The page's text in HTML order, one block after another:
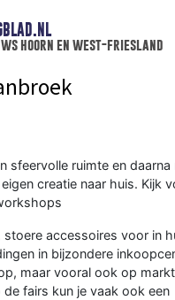
hoorn en west-friesland
sfeervolle ruimte en daarna
creatie naar huis. Kijk
stoere accessoires voor in
in bijzondere
maar vooral ook op
fairs kun je vaak ook een